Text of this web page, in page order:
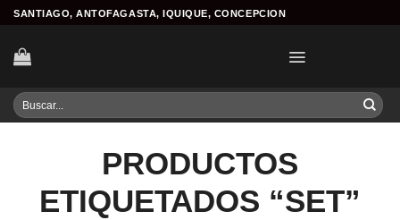
Skip
content
SANTIAGO, ANTOFAGASTA, IQUIQUE, CONCEPCION
Buscar
por:
PRODUCTOS
ETIQUETADOS “SET”